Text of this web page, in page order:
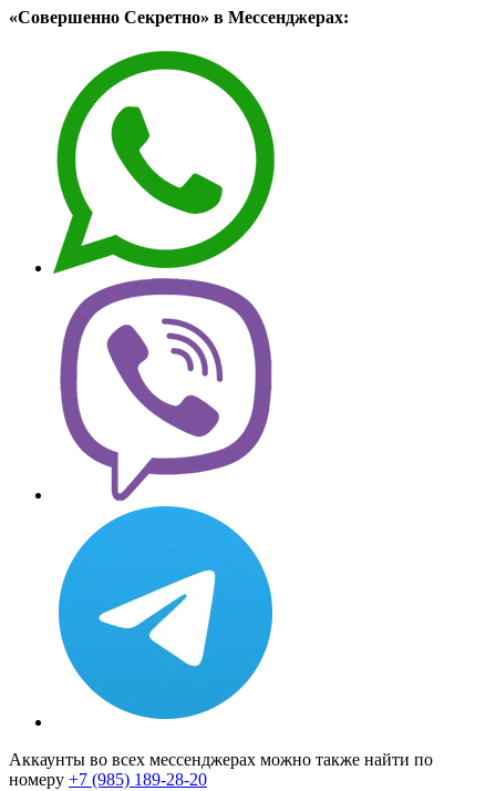
«Совершенно Секретно» в Мессенджерах:
Аккаунты во всех мессенджерах можно также найти по
номеру +7 (985) 189-28-20